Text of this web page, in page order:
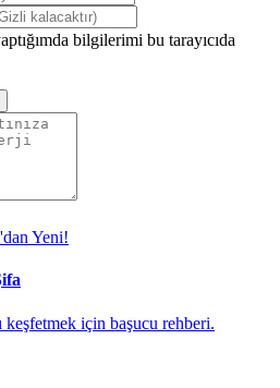
bilgilerimi bu tarayıcıda
Yeni!
için başucu rehberi.